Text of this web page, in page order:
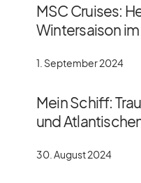
MSC Cruises:
Wintersaison
1. September 2024
Mein Schiff:
und
30. August 2024